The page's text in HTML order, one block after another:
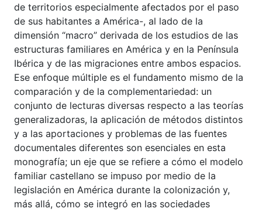
de territorios especialmente afectados por el paso
de sus habitantes a América-, al lado de la
dimensión “macro” derivada de los estudios de las
estructuras familiares en América y en la Península
Ibérica y de las migraciones entre ambos espacios.
Ese enfoque múltiple es el fundamento mismo de la
comparación y de la complementariedad: un
conjunto de lecturas diversas respecto a las teorías
generalizadoras, la aplicación de métodos distintos
y a las aportaciones y problemas de las fuentes
documentales diferentes son esenciales en esta
monografía; un eje que se refiere a cómo el modelo
familiar castellano se impuso por medio de la
legislación en América durante la colonización y,
más allá, cómo se integró en las sociedades